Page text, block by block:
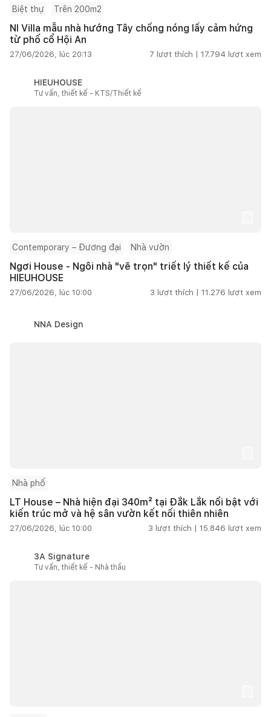
Biệt thự Trên 200m2
NI Villa mẫu nhà hướng Tây chống nóng lấy cảm hứng
từ phố cổ Hội An
27/06/2026, lúc 20:13 7 lượt thích | 17.794 lượt xem
HIEUHOUSE
Tư vấn, thiết kế - KTS/Thiết kế
Contemporary – Đương đại Nhà vườn
Ngơi House - Ngôi nhà "vẽ trọn" triết lý thiết kế của
HIEUHOUSE
27/06/2026, lúc 10:00 3 lượt thích | 11.276 lượt xem
NNA Design
Nhà phố
LT House – Nhà hiện đại 340m² tại Đắk Lắk nổi bật với
kiến trúc mở và hệ sân vườn kết nối thiên nhiên
27/06/2026, lúc 10:00 3 lượt thích | 15.846 lượt xem
3A Signature
Tư vấn, thiết kế - Nhà thầu